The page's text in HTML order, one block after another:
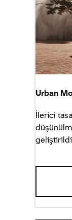
Urban
İlerici